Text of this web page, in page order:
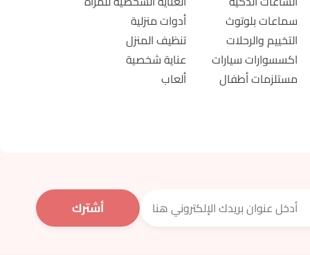
سماعات بلوتوث
التخييم والرحلات
اكسسوارات سيارات
مستلزمات أطفال
أدوات منزلية
تنظيف المنزل
عناية شخصية
ألعاب